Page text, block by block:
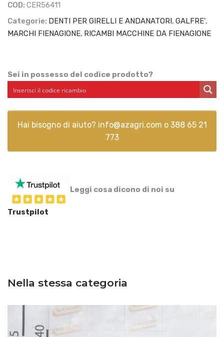
COD: CER56411
Categorie: DENTI PER GIRELLI E ANDANATORI , GALFRE',
MARCHI FIENAGIONE, RICAMBI MACCHINE DA FIENAGIONE
Sei in possesso del codice prodotto?
Hai bisogno di aiuto? info@azagri.com o 388 65 21
773
Leggi cosa dicono di noi su
Trustpilot
Nella stessa categoria